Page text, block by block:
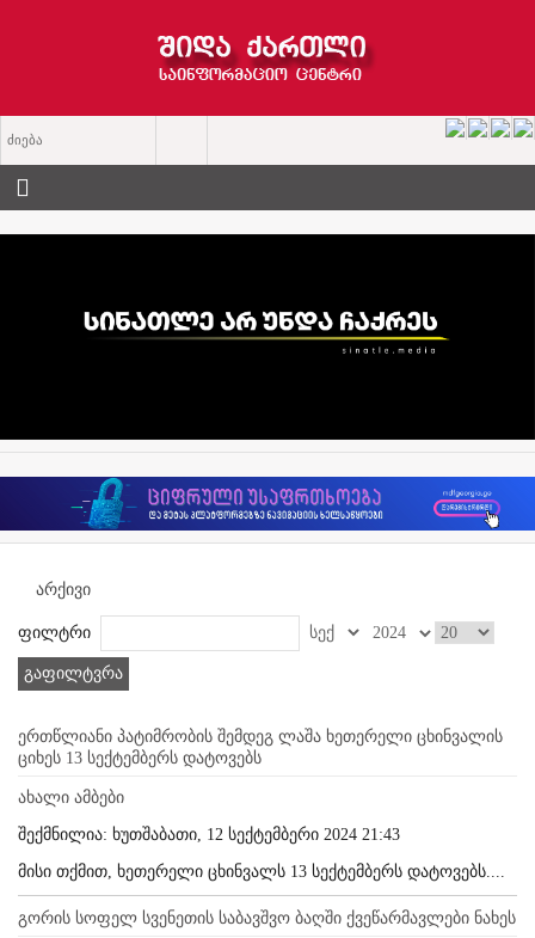
არქივი
ფილტრი
გაფილტვრა
ერთწლიანი პატიმრობის შემდეგ ლაშა ხეთერელი ცხინვალის
ციხეს 13 სექტემბერს დატოვებს
ახალი ამბები
შექმნილია: ხუთშაბათი, 12 სექტემბერი 2024 21:43
მისი თქმით, ხეთერელი ცხინვალს 13 სექტემბერს დატოვებს....
გორის სოფელ სვენეთის საბავშვო ბაღში ქვეწარმავლები ნახეს